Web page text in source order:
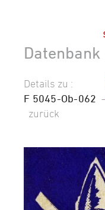
Datenbank
Details zu :
F 5045-Ob-062
zurück